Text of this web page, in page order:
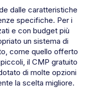
dalle caratteristiche
specifiche. Per i
e con budget più
un sistema di
come quello offerto
il CMP gratuito
di molte opzioni
la scelta migliore.